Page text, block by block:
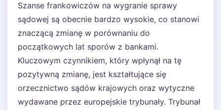
Szanse frankowiczów na wygranie sprawy
sądowej są obecnie bardzo wysokie, co stanowi
znaczącą zmianę w porównaniu do
początkowych lat sporów z bankami.
Kluczowym czynnikiem, który wpłynął na tę
pozytywną zmianę, jest kształtujące się
orzecznictwo sądów krajowych oraz wytyczne
wydawane przez europejskie trybunały. Trybunał